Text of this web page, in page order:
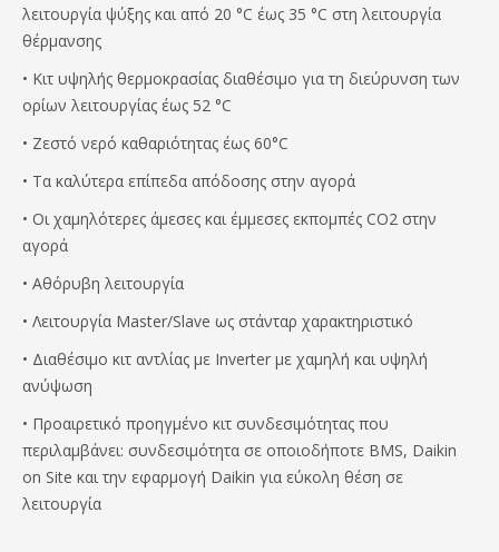
λειτουργία ψύξης και από 20 °C έως 35 °C στη λειτουργία
θέρμανσης
• Κιτ υψηλής θερμοκρασίας διαθέσιμο για τη διεύρυνση των
ορίων λειτουργίας έως 52 °C
• Ζεστό νερό καθαριότητας έως 60°C
• Τα καλύτερα επίπεδα απόδοσης στην αγορά
• Οι χαμηλότερες άμεσες και έμμεσες εκπομπές CO2 στην
αγορά
• Αθόρυβη λειτουργία
• Λειτουργία Master/Slave ως στάνταρ χαρακτηριστικό
• Διαθέσιμο κιτ αντλίας με Inverter με χαμηλή και υψηλή
ανύψωση
• Προαιρετικό προηγμένο κιτ συνδεσιμότητας που
περιλαμβάνει: συνδεσιμότητα σε οποιοδήποτε BMS, Daikin
on Site και την εφαρμογή Daikin για εύκολη θέση σε
λειτουργία